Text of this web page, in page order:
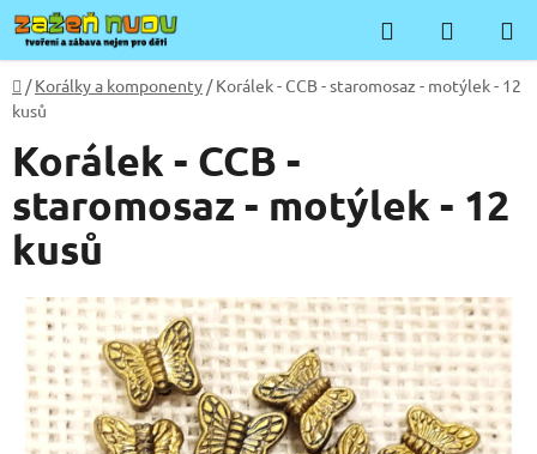
Přejít
na
obsah
Hledat
KOŠÍK
Domů
/ Korálky a komponenty / Korálek - CCB - staromosaz - motýlek - 12
kusů
Korálek - CCB -
staromosaz - motýlek - 12
kusů